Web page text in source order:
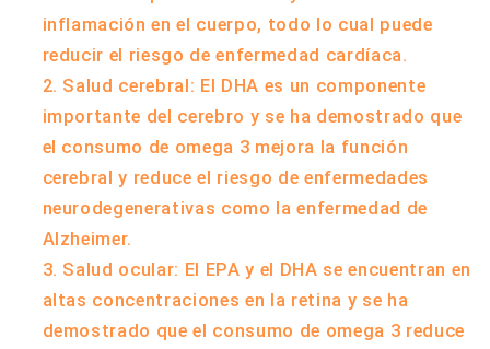
inflamación en el cuerpo, todo lo cual puede
reducir el riesgo de enfermedad cardíaca.
Salud cerebral: El DHA es un componente
importante del cerebro y se ha demostrado que
el consumo de omega 3 mejora la función
cerebral y reduce el riesgo de enfermedades
neurodegenerativas como la enfermedad de
Alzheimer.
Salud ocular: El EPA y el DHA se encuentran en
altas concentraciones en la retina y se ha
demostrado que el consumo de omega 3 reduce